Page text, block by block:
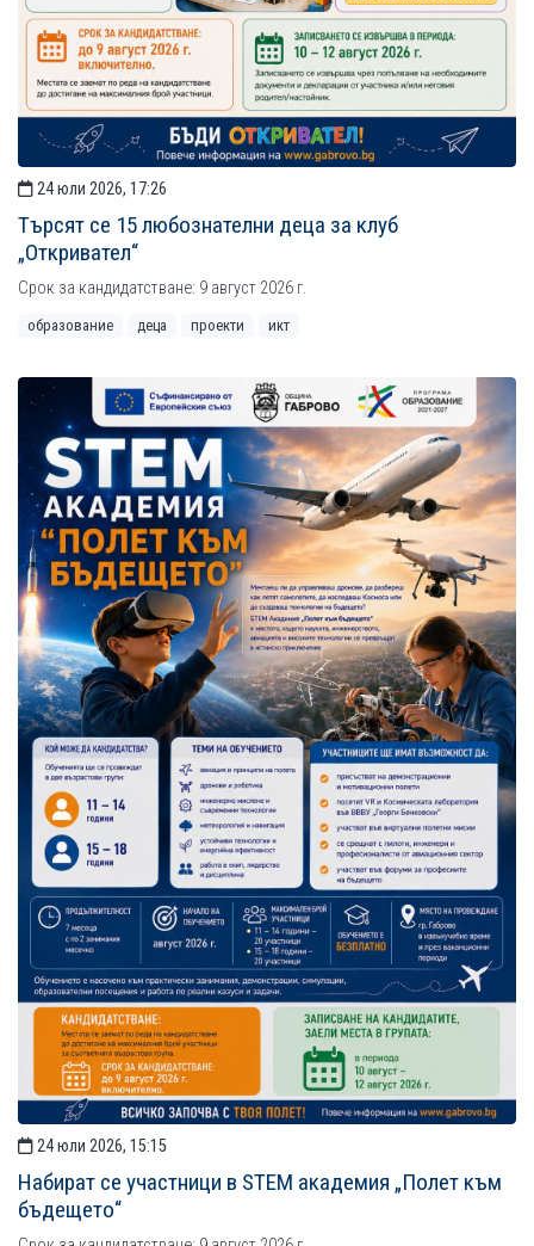
24 юли 2026, 17:26
Търсят се 15 любознателни деца за клуб
„Откривател“
Срок за кандидатстване: 9 август 2026 г.
образование деца проекти икт
24 юли 2026, 15:15
Набират се участници в STEM академия „Полет към
бъдещето“